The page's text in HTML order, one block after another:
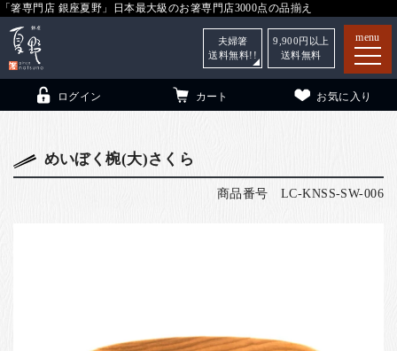
「箸専門店 銀座夏野」日本最大級のお箸専門店3000点の品揃え
menu
ログイン カート お気に入り
夫婦箸
送料無料!!
9,900 円以上
送料無料
めいぼく椀(大)さくら
商品番号 LC-KNSS-SW-006